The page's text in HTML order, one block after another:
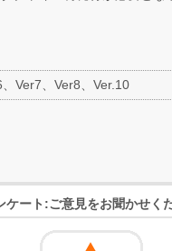
、Ver7、Ver8、Ver.10
ケート:ご意見をお聞かせく